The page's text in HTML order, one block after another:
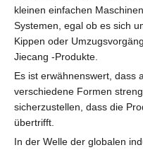
kleinen einfachen
Systemen, egal ob es sich
Kippen oder
Jiecang -Produkte.
Es ist erwähnenswert, dass
verschiedene Formen
sicherzustellen, dass die
übertrifft.
In der Welle der globalen